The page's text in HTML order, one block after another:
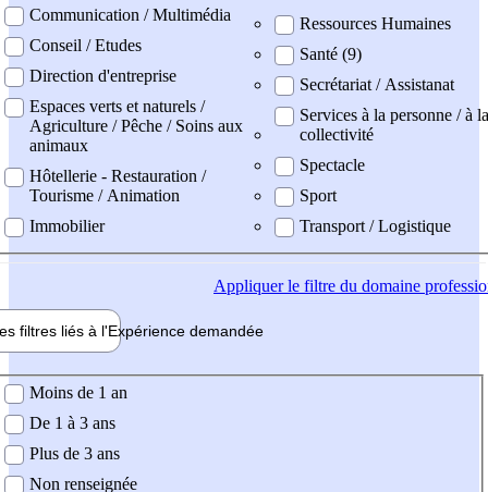
Communication / Multimédia
Conseil / Etudes
Direction d'entreprise
Espaces verts et naturels /
Agriculture / Pêche / Soins aux
animaux
Hôtellerie - Restauration /
Tourisme / Animation
Immobilier
Ressources Humaines
Santé (9)
Secrétariat / Assistanat
Services à la personne / à la
collectivité
Spectacle
Sport
Transport / Logistique
Appliquerle filtre du domaine
filtres liés à l'Expérience demandée
demandée
Moins de 1 an
De 1 à 3 ans
Plus de 3 ans
Non renseignée